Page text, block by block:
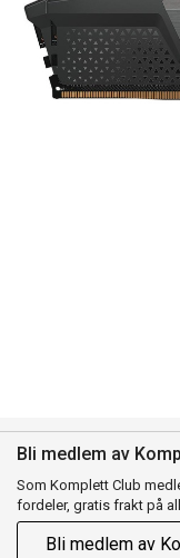
Bli medlem av
Som Komplett Club
fordeler, gratis frakt på
Bli medlem av